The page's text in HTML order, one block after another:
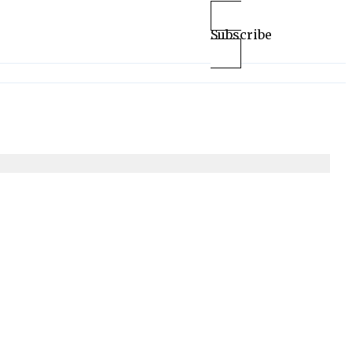
Subscribe